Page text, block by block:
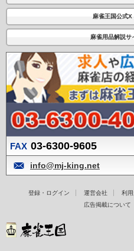
麻雀王国公式
麻雀用品解説サ
FAX 03-6300-9605
info@mj-king.net
登録・ログイン 運営会社 利
広告掲載について